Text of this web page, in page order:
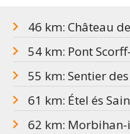
46 km: Château
54 km: Pont
55 km: Sentier des
61 km: Étel és
62 km: